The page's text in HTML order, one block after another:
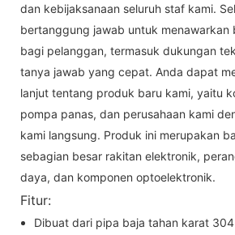
dan kebijaksanaan seluruh staf kami.
bertanggung jawab untuk menawarkan
bagi pelanggan, termasuk dukungan
tanya jawab yang cepat. Anda dapat
lanjut tentang produk baru kami, yaitu
pompa panas, dan perusahaan kami
kami langsung. Produk ini merupakan
sebagian besar rakitan elektronik,
daya, dan komponen optoelektronik.
Fitur:
Dibuat dari pipa baja tahan karat